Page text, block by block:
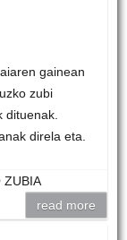
gainean
zubi
direla eta.
ZUBIA
read more